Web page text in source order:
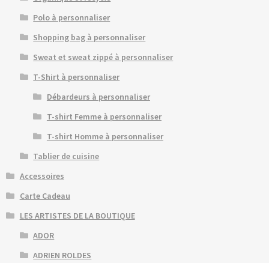
Polo à personnaliser
Shopping bag à personnaliser
Sweat et sweat zippé à personnaliser
T-Shirt à personnaliser
Débardeurs à personnaliser
T-shirt Femme à personnaliser
T-shirt Homme à personnaliser
Tablier de cuisine
Accessoires
Carte Cadeau
LES ARTISTES DE LA BOUTIQUE
ADOR
ADRIEN ROLDES